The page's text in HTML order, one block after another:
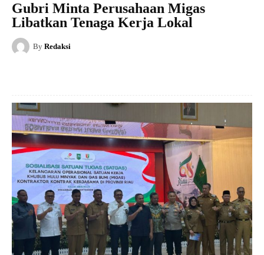
Gubri Minta Perusahaan Migas
Libatkan Tenaga Kerja Lokal
By Redaksi